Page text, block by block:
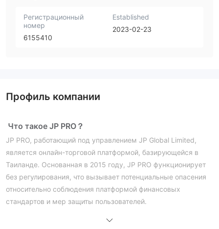
Регистрационный
номер
6155410
Established
2023-02-23
Профиль компании
Что такое JP PRO？
JP PRO, работающий под управлением JP Global Limited,
является онлайн-торговой платформой, базирующейся в
Таиланде. Основанная в 2015 году, JP PRO функционирует
без регулирования, что вызывает потенциальные опасения
относительно соблюдения платформой финансовых
стандартов и мер защиты пользователей.